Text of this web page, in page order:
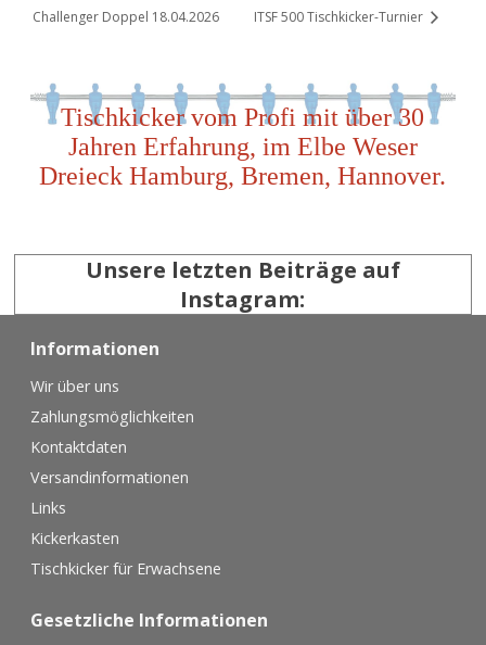
Challenger Doppel 18.04.2026
ITSF 500 Tischkicker-Turnier
Tischkicker vom Profi mit über 30
Jahren Erfahrung, im Elbe Weser
Dreieck Hamburg, Bremen, Hannover.
Unsere letzten Beiträge auf
Instagram:
Informationen
Wir über uns
Zahlungsmöglichkeiten
Kontaktdaten
Versandinformationen
Links
Kickerkasten
Tischkicker für Erwachsene
Gesetzliche Informationen